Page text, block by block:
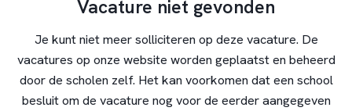
Vacature niet gevonden
Je kunt niet meer solliciteren op deze vacature. De
vacatures op onze website worden geplaatst en beheerd
door de scholen zelf. Het kan voorkomen dat een school
besluit om de vacature nog voor de eerder aangegeven